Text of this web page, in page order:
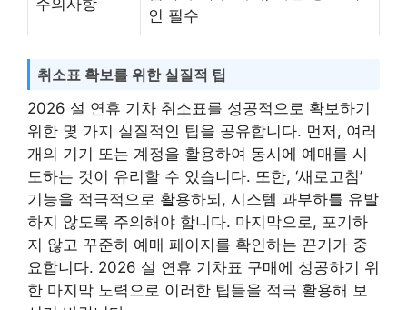
주의사항
인 필수
취소표 확보를 위한 실질적 팁
2026 설 연휴 기차 취소표를 성공적으로 확보하기
위한 몇 가지 실질적인 팁을 공유합니다. 먼저, 여러
개의 기기 또는 계정을 활용하여 동시에 예매를 시
도하는 것이 유리할 수 있습니다. 또한, ‘새로고침’
기능을 적극적으로 활용하되, 시스템 과부하를 유발
하지 않도록 주의해야 합니다. 마지막으로, 포기하
지 않고 꾸준히 예매 페이지를 확인하는 끈기가 중
요합니다. 2026 설 연휴 기차표 구매에 성공하기 위
한 마지막 노력으로 이러한 팁들을 적극 활용해 보